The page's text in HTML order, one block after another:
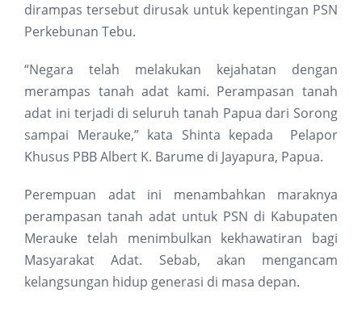
dirampas tersebut dirusak untuk kepentingan PSN
Perkebunan Tebu.
“Negara telah melakukan kejahatan dengan
merampas tanah adat kami. Perampasan tanah
adat ini terjadi di seluruh tanah Papua dari Sorong
sampai Merauke,” kata Shinta kepada Pelapor
Khusus PBB Albert K. Barume di Jayapura, Papua.
Perempuan adat ini menambahkan maraknya
perampasan tanah adat untuk PSN di Kabupaten
Merauke telah menimbulkan kekhawatiran bagi
Masyarakat Adat. Sebab, akan mengancam
kelangsungan hidup generasi di masa depan.